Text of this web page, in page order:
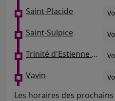
Saint-Placide
Saint-Sulpice
Trinité d'Estienne d'Orves
Vavin
Les horaires des